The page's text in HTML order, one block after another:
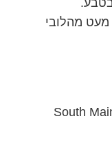
מהלובי